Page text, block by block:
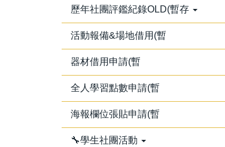
歷年社團評鑑紀錄OLD(暫存
活動報備&場地借用(暫
器材借用申請(暫
全人學習點數申請(暫
海報欄位張貼申請(暫
🔧學生社團活動